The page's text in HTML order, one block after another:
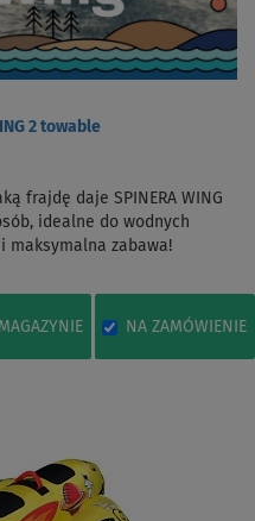
2 towable
frajdę daje SPINERA WING
idealne do wodnych
maksymalna zabawa!
NA ZAMÓWIENIE